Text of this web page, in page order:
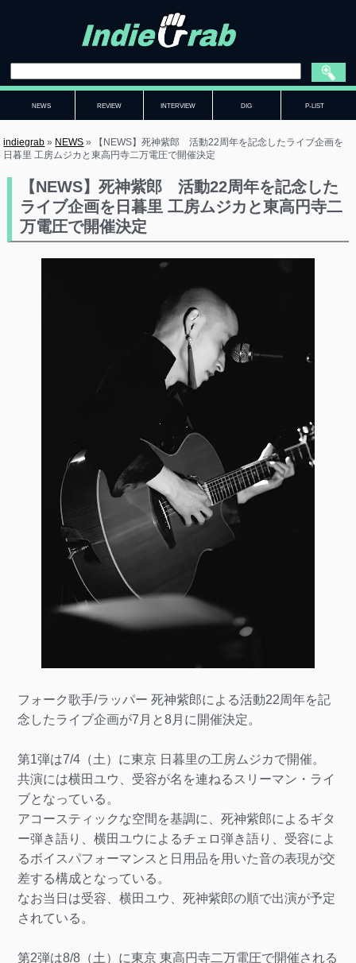
NEWS REVIEW INTERVIEW DIG P-LIST
indiegrab » NEWS »
【NEWS】死神紫郎 活動22周年を記念したライブ企画を
日暮里 工房ムジカと東高円寺二万電圧で開催決定
【NEWS】死神紫郎 活動22周年を記念した
ライブ企画を日暮里 工房ムジカと東高円寺二
万電圧で開催決定
フォーク歌手/ラッパー 死神紫郎による活動22周年を記
念したライブ企画が7月と8月に開催決定。
第1弾は7/4（土）に東京 日暮里の工房ムジカで開催。
共演には横田ユウ、受容が名を連ねるスリーマン・ライ
ブとなっている。
アコースティックな空間を基調に、死神紫郎によるギタ
ー弾き語り、横田ユウによるチェロ弾き語り、受容によ
るボイスパフォーマンスと日用品を用いた音の表現が交
差する構成となっている。
なお当日は受容、横田ユウ、死神紫郎の順で出演が予定
されている。
第2弾は8/8（土）に東京 東高円寺二万電圧で開催される